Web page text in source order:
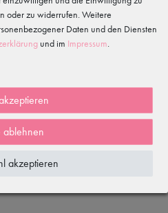
Haarreif mit Tüll und Ballerina
oder zu widerrufen. Weitere
Daten und den Diensten
und im Impressum.
ablehnen
akzeptieren